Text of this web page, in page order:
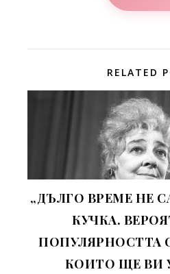
RELATED
„ДЪЛГО ВРЕМЕ НЕ
КУЧКА.
ПОПУЛЯРНОСТТА
КОИТО ЩЕ ВИ